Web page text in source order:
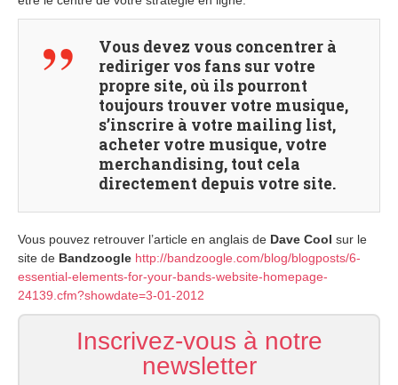
Vous devez vous concentrer à
rediriger vos fans sur votre
propre site, où ils pourront
toujours trouver votre musique,
s’inscrire à votre mailing list,
acheter votre musique, votre
merchandising, tout cela
directement depuis votre site.
Vous pouvez retrouver l’article en anglais de Dave Cool sur le
site de Bandzoogle http://bandzoogle.com/blog/blogposts/6-
essential-elements-for-your-bands-website-homepage-
24139.cfm?showdate=3-01-2012
Inscrivez-vous à notre
newsletter